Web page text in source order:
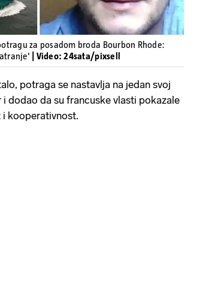
za posadom broda Bourbon Rhode:
| Video: 24sata/pixsell
potraga se nastavlja na jedan svoj
dodao da su francuske vlasti pokazale
i kooperativnost.